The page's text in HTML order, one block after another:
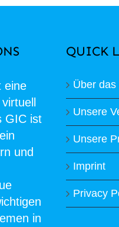
eine
GIC ist
und
in
QUICK
Über das
Unsere
Unsere
Imprint
Privacy